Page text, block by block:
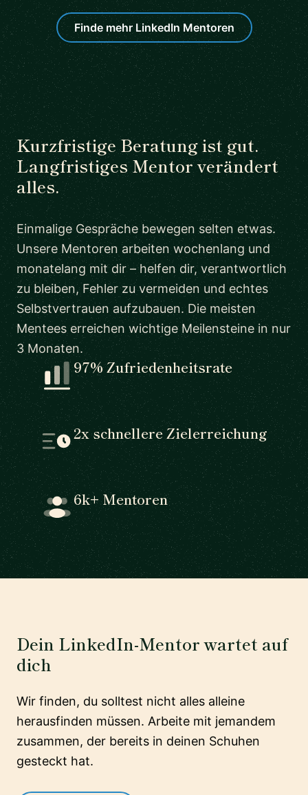
Finde mehr LinkedIn Mentoren
Kurzfristige Beratung ist gut.
Langfristiges Mentor verändert
alles.
Einmalige Gespräche bewegen selten etwas.
Unsere Mentoren arbeiten wochenlang und
monatelang mit dir – helfen dir, verantwortlich
zu bleiben, Fehler zu vermeiden und echtes
Selbstvertrauen aufzubauen. Die meisten
Mentees erreichen wichtige Meilensteine in nur
3 Monaten.
97% Zufriedenheitsrate
2x schnellere Zielerreichung
6k+ Mentoren
Dein LinkedIn-Mentor wartet auf
dich
Wir finden, du solltest nicht alles alleine
herausfinden müssen. Arbeite mit jemandem
zusammen, der bereits in deinen Schuhen
gesteckt hat.